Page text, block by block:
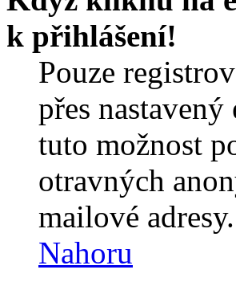
k přihlášení!
Pouze
přes
tuto možnost
otravných
mailové adresy.
Nahoru